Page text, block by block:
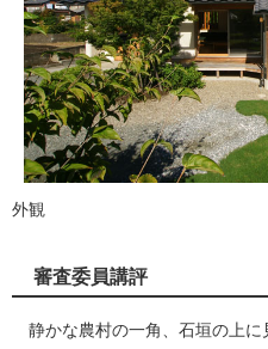
外観
審査委員講評
静かな農村の一角、石垣の上に